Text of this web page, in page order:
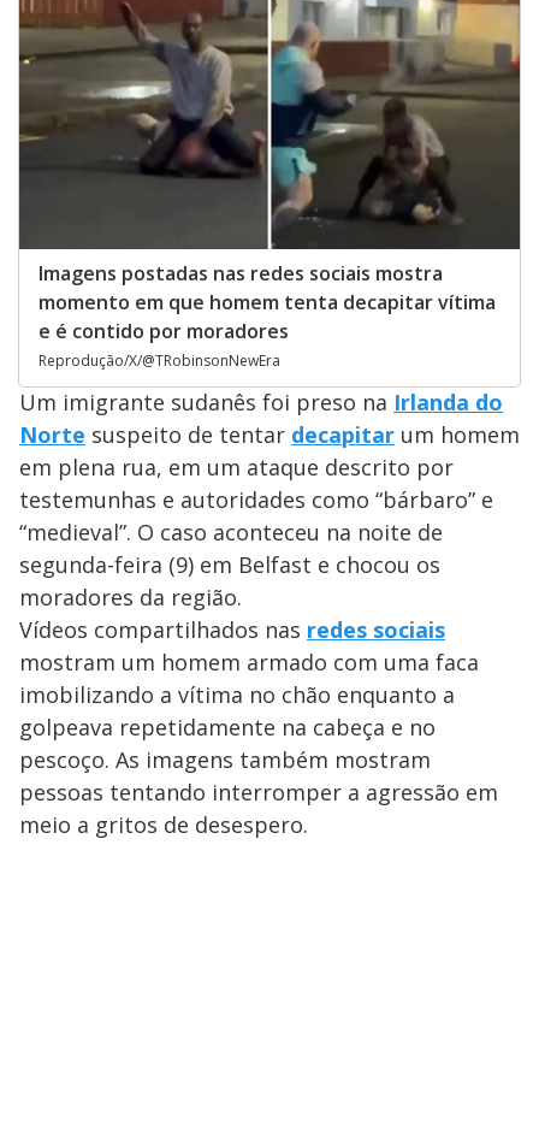
Imagens postadas nas redes sociais mostra
momento em que homem tenta decapitar vítima
e é contido por moradores
Reprodução/X/@TRobinsonNewEra
Um imigrante sudanês foi preso na Irlanda do
Norte suspeito de tentar decapitar um homem
em plena rua, em um ataque descrito por
testemunhas e autoridades como “bárbaro” e
“medieval”. O caso aconteceu na noite de
segunda-feira (9) em Belfast e chocou os
moradores da região.
Vídeos compartilhados nas redes sociais
mostram um homem armado com uma faca
imobilizando a vítima no chão enquanto a
golpeava repetidamente na cabeça e no
pescoço. As imagens também mostram
pessoas tentando interromper a agressão em
meio a gritos de desespero.